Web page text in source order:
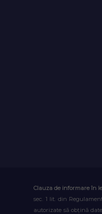
Clauza de informare în
sec. 1 lit. din
autorizate să obțină